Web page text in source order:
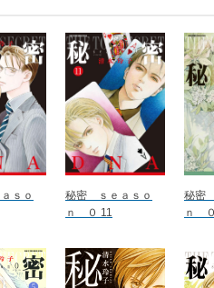
ｓｏ
秘密 ｓｅａｓｏ
ｎ ０ 11
秘密
ｎ